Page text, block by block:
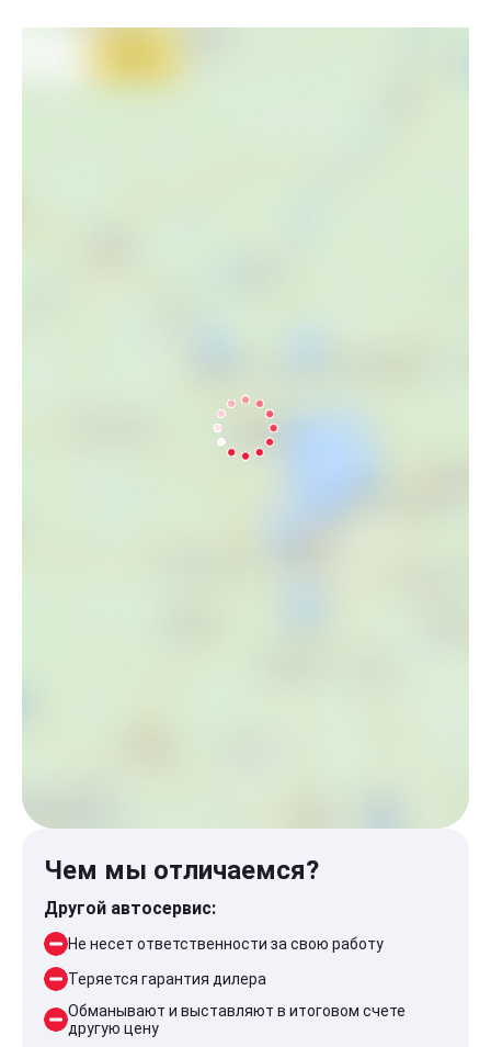
Чем мы отличаемся?
Другой автосервис:
Не несет ответственности за свою работу
Теряется гарантия дилера
Обманывают и выставляют в итоговом счете
другую цену